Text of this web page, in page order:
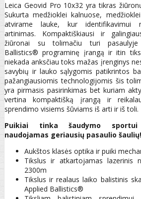
Leica Geovid Pro 10x32 yra tikras
Sukurta medžioklei kalnuose,
atvirame lauke, kur identifikavimui
artinimas. Kompaktiškiausi ir
žiūronai su tolimačiu turi pasaulyje
Ballistics® programinę įrangą ir itin
niekada anksčiau toks mažas įrenginys
savybių ir lauko sąlygomis patikrintos
pažangiausiomis technologijomis šis
yra pirmasis pasirinkimas bet kuriam
vertina kompaktišką įrangą ir
sprendimo visiems šūviams iš arti ir iš toli.
Puikiai tinka šaudymo
naudojamas geriausių pasaulio šaulių!
Aukštos klasės optika ir puiki
Tikslus ir atkartojamas lazerinis
2300m
Tikslus ir realaus laiko balistinis
Applied Ballistics®